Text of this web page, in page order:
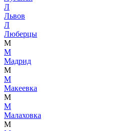
Л
Львов
Л
Люберцы
М
М
Мадрид
М
М
Макеевка
М
М
Малаховка
М